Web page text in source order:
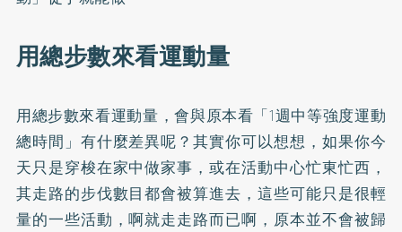
用總步數來看運動量
用總步數來看運動量，會與原本看「1週中等強度運動
總時間」有什麼差異呢？其實你可以想想，如果你今
天只是穿梭在家中做家事，或在活動中心忙東忙西，
其走路的步伐數目都會被算進去，這些可能只是很輕
量的一些活動，啊就走走路而已啊，原本並不會被歸